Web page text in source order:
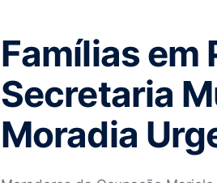
Famílias em
Secretaria
Moradia